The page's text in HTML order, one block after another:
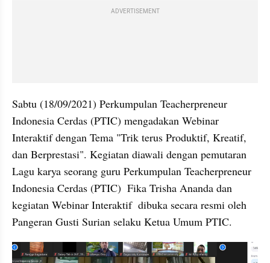
ADVERTISEMENT
Sabtu (18/09/2021) Perkumpulan Teacherpreneur
Indonesia Cerdas (PTIC) mengadakan Webinar
Interaktif dengan Tema "Trik terus Produktif, Kreatif,
dan Berprestasi". Kegiatan diawali dengan pemutaran
Lagu karya seorang guru Perkumpulan Teacherpreneur
Indonesia Cerdas (PTIC)  Fika Trisha Ananda dan
kegiatan Webinar Interaktif  dibuka secara resmi oleh
Pangeran Gusti Surian selaku Ketua Umum PTIC.